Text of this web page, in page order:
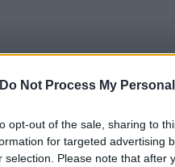
Do Not Process My
opt-out of the sale, sharing to
for targeted advertising
selection. Please note that after
Challenge